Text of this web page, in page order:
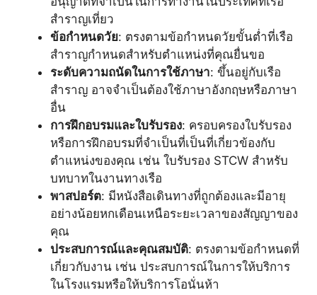
สำราญเที่ยว
ข้อกำหนดวัย: ตรงตามข้อกำหนดวัยขั้นต่ำที่เรือ
สำราญกำหนดสำหรับตำแหน่งที่คุณยื่นขอ
ระดับความถนัดในการใช้ภาษา: ขึ้นอยู่กับเรือ
สำราญ อาจจำเป็นต้องใช้ภาษาอังกฤษหรือภาษา
อื่น
การฝึกอบรมและใบรับรอง: ครอบครองใบรับรอง
หรือการฝึกอบรมที่จำเป็นที่เป็นที่เกี่ยวข้องกับ
ตำแหน่งของคุณ เช่น ใบรับรอง STCW สำหรับ
บทบาทในงานทางเรือ
พาสปอร์ต: มีหนังสือเดินทางที่ถูกต้องและมีอายุ
อย่างน้อยหกเดือนเหนือระยะเวลาของสัญญาของ
คุณ
ประสบการณ์และคุณสมบัติ: ตรงตามข้อกำหนดที่
เกี่ยวกับงาน เช่น ประสบการณ์ในการให้บริการ
ในโรงแรมหรือให้บริการโอนั่นห้า